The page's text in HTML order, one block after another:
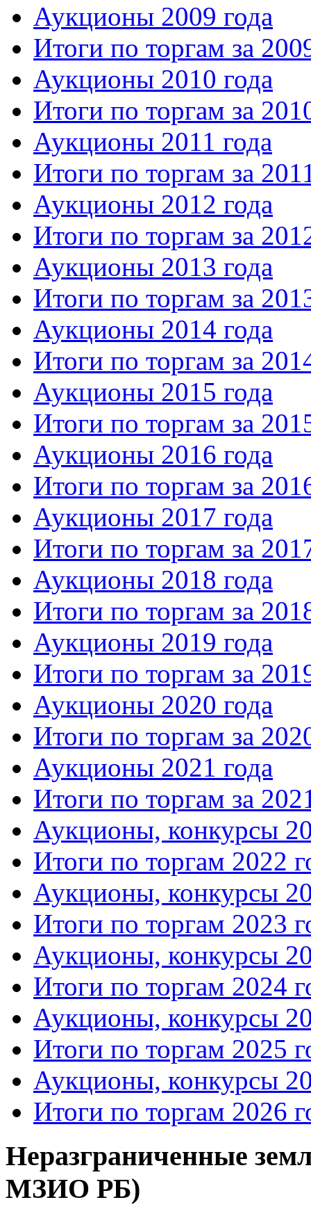
Аукционы 2009 года
Итоги по торгам за
Аукционы 2010 года
Итоги по торгам за
Аукционы 2011 года
Итоги по торгам за
Аукционы 2012 года
Итоги по торгам за
Аукционы 2013 года
Итоги по торгам за
Аукционы 2014 года
Итоги по торгам за
Аукционы 2015 года
Итоги по торгам за
Аукционы 2016 года
Итоги по торгам за
Аукционы 2017 года
Итоги по торгам за
Аукционы 2018 года
Итоги по торгам за
Аукционы 2019 года
Итоги по торгам за
Аукционы 2020 года
Итоги по торгам за
Аукционы 2021 года
Итоги по торгам за
Аукционы, конкурсы
Итоги по торгам 2022
Аукционы, конкурсы
Итоги по торгам 2023
Аукционы, конкурсы
Итоги по торгам 2024
Аукционы, конкурсы
Итоги по торгам 2025
Аукционы, конкурсы
Итоги по торгам 2026
Неразграниченные
МЗИО РБ)